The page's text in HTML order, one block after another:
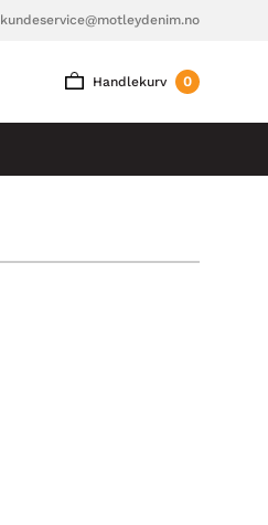
kundeservice@motleydenim.no
Handlekurv 0